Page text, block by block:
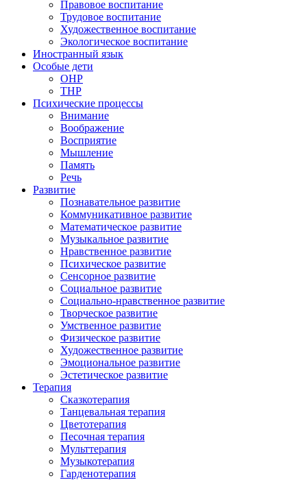
Правовое воспитание
Трудовое воспитание
Художественное воспитание
Экологическое воспитание
Иностранный язык
Особые дети
ОНР
ТНР
Психические процессы
Внимание
Воображение
Восприятие
Мышление
Память
Речь
Развитие
Познавательное развитие
Коммуникативное развитие
Математическое развитие
Музыкальное развитие
Нравственное развитие
Психическое развитие
Сенсорное развитие
Социальное развитие
Социально-нравственное развитие
Творческое развитие
Умственное развитие
Физическое развитие
Художественное развитие
Эмоциональное развитие
Эстетическое развитие
Терапия
Сказкотерапия
Танцевальная терапия
Цветотерапия
Песочная терапия
Мульттерапия
Музыкотерапия
Гарденотерапия